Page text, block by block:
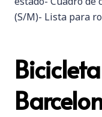
(S/M)- Lista para